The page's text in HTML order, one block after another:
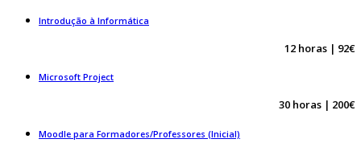
Introdução à Informática
12 horas | 92€
Microsoft Project
30 horas | 200€
Moodle para Formadores/Professores (Inicial)